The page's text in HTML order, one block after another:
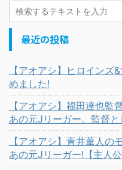
最近の投稿
【アオアシ】ヒロインズ
めました!
【アオアシ】福田達也監
あの元Jリーガー。監督と
【アオアシ】青井葦人の
あの元Jリーガー!【主人公